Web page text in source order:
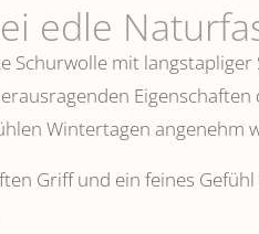
edle
mit
Wintertagen angenehm
Griff und ein feines